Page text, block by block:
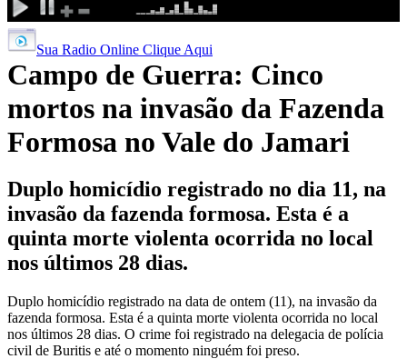
Sua Radio Online Clique Aqui
Campo de Guerra: Cinco
mortos na invasão da Fazenda
Formosa no Vale do Jamari
Duplo homicídio registrado no dia 11, na
invasão da fazenda formosa. Esta é a
quinta morte violenta ocorrida no local
nos últimos 28 dias.
Duplo homicídio registrado na data de ontem (11), na invasão da
fazenda formosa. Esta é a quinta morte violenta ocorrida no local
nos últimos 28 dias. O crime foi registrado na delegacia de polícia
civil de Buritis e até o momento ninguém foi preso.